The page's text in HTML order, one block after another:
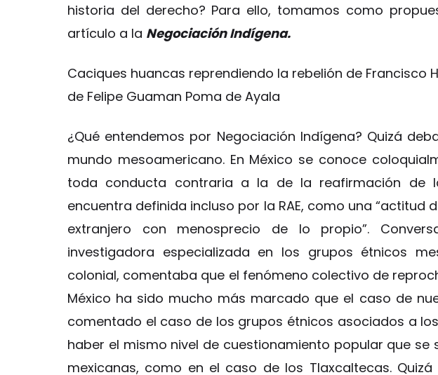
historia del derecho? Para ello, tomamos como
artículo a la Negociación Indígena.
Caciques huancas reprendiendo la rebelión de Francisco
de Felipe Guaman Poma de Ayala
¿Qué entendemos por Negociación Indígena? Quizá
mundo mesoamericano. En México se conoce
toda conducta contraria a la de la reafirmación de
encuentra definida incluso por la RAE, como una “actitud
extranjero con menosprecio de lo propio”.
investigadora especializada en los grupos étnicos
colonial, comentaba que el fenómeno colectivo de
México ha sido mucho más marcado que el caso de
comentado el caso de los grupos étnicos asociados a
haber el mismo nivel de cuestionamiento popular que
mexicanas, como en el caso de los Tlaxcaltecas.